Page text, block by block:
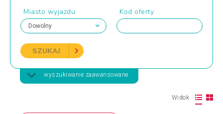
Miasto wyjazdu Kod oferty
SZUKAJ
wyszukiwanie zaawansowane
Widok